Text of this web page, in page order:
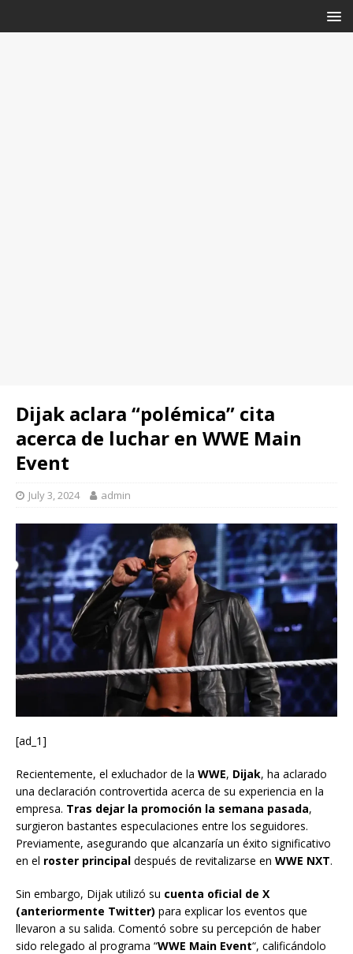
Dijak aclara “polémica” cita
acerca de luchar en WWE Main
Event
July 3, 2024 admin
[ad_1]
Recientemente, el exluchador de la WWE, Dijak, ha aclarado
una declaración controvertida acerca de su experiencia en la
empresa. Tras dejar la promoción la semana pasada,
surgieron bastantes especulaciones entre los seguidores.
Previamente, asegurando que alcanzaría un éxito significativo
en el roster principal después de revitalizarse en WWE NXT.
Sin embargo, Dijak utilizó su cuenta oficial de X
(anteriormente Twitter) para explicar los eventos que
llevaron a su salida. Comentó sobre su percepción de haber
sido relegado al programa “WWE Main Event“, calificándolo